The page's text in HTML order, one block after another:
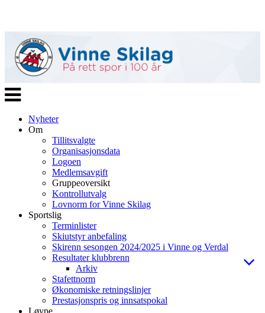
Veksle
navigasjon
Nyheter
Om
Tillitsvalgte
Organisasjonsdata
Logoen
Medlemsavgift
Gruppeoversikt
Kontrollutvalg
Lovnorm for Vinne Skilag
Sportslig
Terminlister
Skiutstyr anbefaling
Skirenn sesongen 2024/2025 i Vinne og Verdal
Resultater klubbrenn
Arkiv
Stafettnorm
Økonomiske retningslinjer
Prestasjonspris og innsatspokal
Løype